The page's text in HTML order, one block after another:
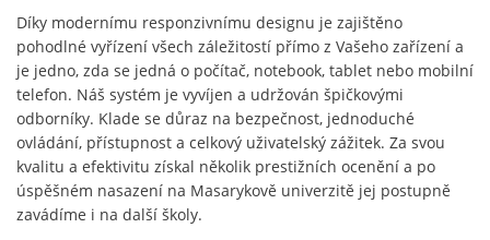
Díky modernímu responzivnímu designu je zajištěno
pohodlné vyřízení všech záležitostí přímo z Vašeho zařízení a
je jedno, zda se jedná o počítač, notebook, tablet nebo mobilní
telefon. Náš systém je vyvíjen a udržován špičkovými
odborníky. Klade se důraz na bezpečnost, jednoduché
ovládání, přístupnost a celkový uživatelský zážitek. Za svou
kvalitu a efektivitu získal několik prestižních ocenění a po
úspěšném nasazení na Masarykově univerzitě jej postupně
zavádíme i na další školy.